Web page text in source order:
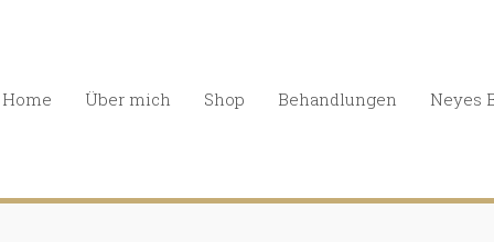
Home
Über mich Shop Behandlungen Neyes